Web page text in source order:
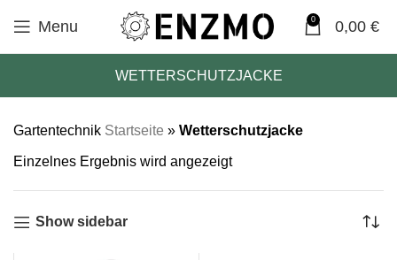
Menu 0 0,00 €
WETTERSCHUTZJACKE
Gartentechnik Startseite » Wetterschutzjacke
Einzelnes Ergebnis wird angezeigt
Show sidebar